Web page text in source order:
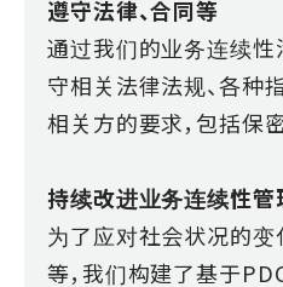
遵守法律、合同等
通过我们的业务连续性
守相关法律法规、各种
相关方的要求，包括保
持续改进业务连续性管
为了应对社会状况的
等，我们构建了基于